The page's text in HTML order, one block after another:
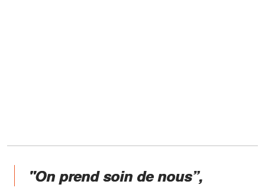
"On prend soin de nous”,